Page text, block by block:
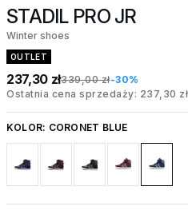
STADIL PRO JR
Winter shoes
OUTLET
237,30 zł339,00 zł-30%
Ostatnia cena sprzedaży: 237,30 zł
KOLOR: CORONET BLUE